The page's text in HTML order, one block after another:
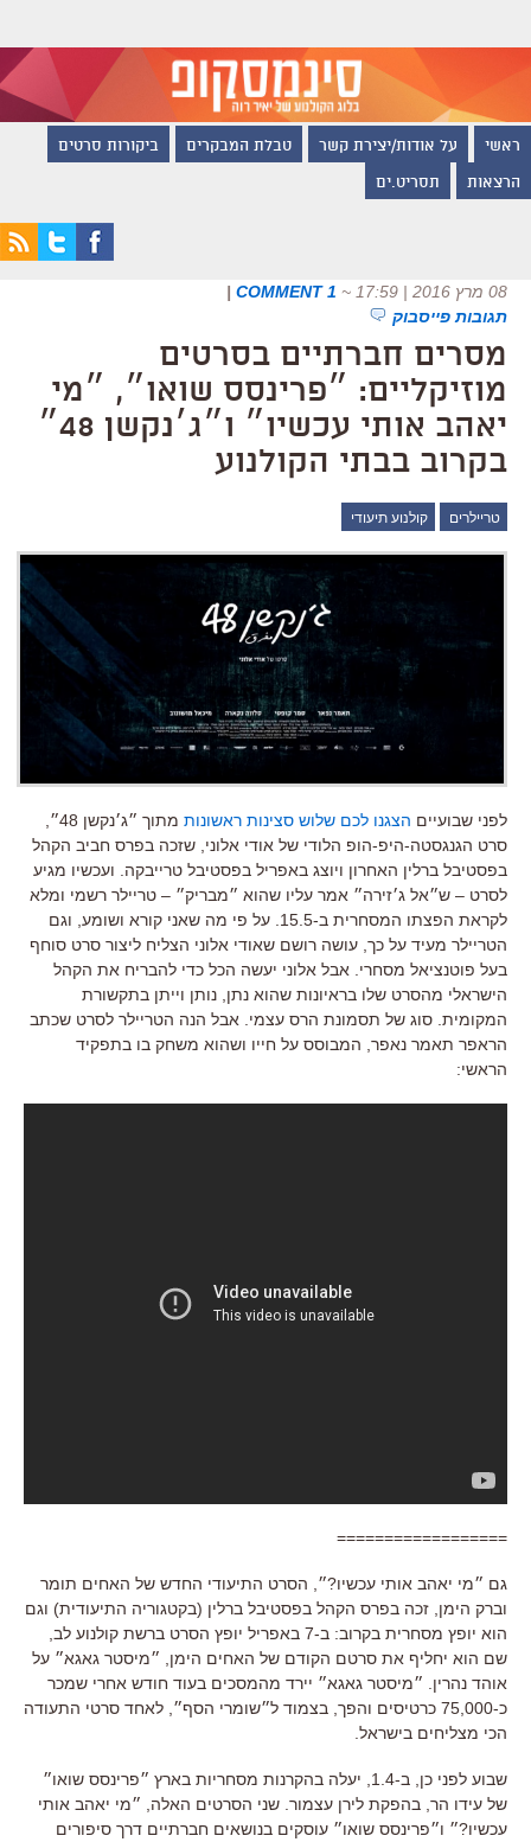
ראשי על אודות/יצירת קשר טבלת המבקרים ביקורות סרטים
הרצאות תסריט.ים
08 מרץ 2016 | 17:59 ~
1 COMMENT
|
תגובות פייסבוק
מסרים חברתיים בסרטים
מוזיקליים: ״פרינסס שואו״, ״מי
יאהב אותי עכשיו״ ו״ג׳נקשן 48״
בקרוב בבתי הקולנוע
טריילרים קולנוע תיעודי
לפני שבועיים הצגנו לכם שלוש סצינות ראשונות
מתוך ״ג׳נקשן 48״,
סרט הגנגסטה-היפ-הופ הלודי של אודי אלוני, שזכה בפרס חביב הקהל
בפסטיבל ברלין האחרון ויוצג באפריל בפסטיבל טרייבקה. ועכשיו מגיע
לסרט – ש״אל ג׳זירה״ אמר עליו שהוא ״מבריק״ – טריילר רשמי ומלא
לקראת הפצתו המסחרית ב-15.5. על פי מה שאני קורא ושומע, וגם
הטריילר מעיד על כך, עושה רושם שאודי אלוני הצליח ליצור סרט סוחף
בעל פוטנציאל מסחרי. אבל אלוני יעשה הכל כדי להבריח את הקהל
הישראלי מהסרט שלו בראיונות שהוא נתן, נותן וייתן בתקשורת
המקומית. סוג של תסמונת הרס עצמי. אבל הנה הטריילר לסרט שכתב
הראפר תאמר נאפר, המבוסס על חייו ושהוא משחק בו בתפקיד
הראשי:
==================
גם ״מי יאהב אותי עכשיו?״, הסרט התיעודי החדש של האחים תומר
וברק הימן, זכה בפרס הקהל בפסטיבל ברלין (בקטגוריה התיעודית) וגם
הוא יופץ מסחרית בקרוב: ב-7 באפריל יופץ הסרט ברשת קולנוע לב,
שם הוא יחליף את סרטם הקודם של האחים הימן, ״מיסטר גאגא״ על
אוהד נהרין. ״מיסטר גאגא״ יירד מהמסכים בעוד חודש אחרי שמכר
כ-75,000 כרטיסים והפך, בצמוד ל״שומרי הסף״, לאחד סרטי התעודה
הכי מצליחים בישראל.
שבוע לפני כן, ב-1.4, יעלה בהקרנות מסחריות בארץ ״פרינסס שואו״
של עידו הר, בהפקת לירן עצמור. שני הסרטים האלה, ״מי יאהב אותי
עכשיו?״ ו״פרינסס שואו״ עוסקים בנושאים חברתיים דרך סיפורים